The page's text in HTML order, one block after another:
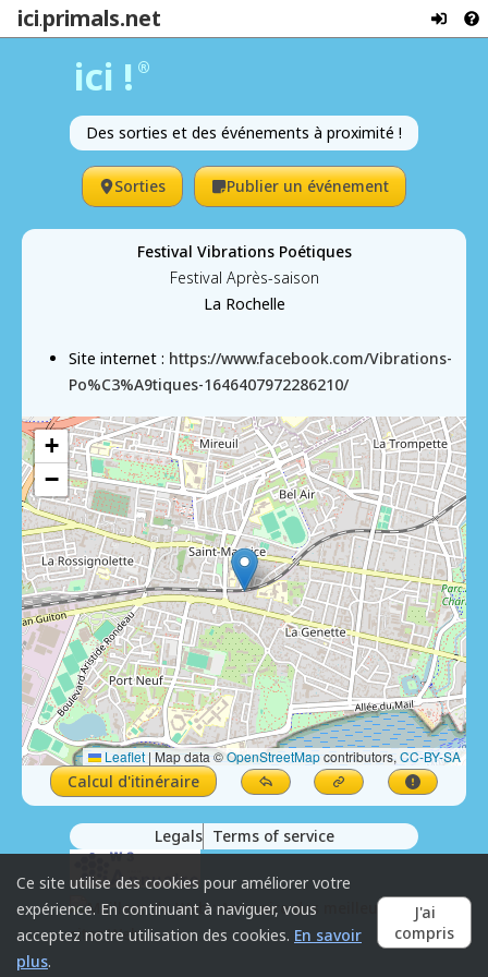
ici.primals.net
ici ! ®
Des sorties et des événements à proximité !
Sorties Publier un événement
Festival Vibrations Poétiques
Festival Après-saison
La Rochelle
Site internet : https://www.facebook.com/Vibrations-
Po%C3%A9tiques-1646407972286210/
+
−
Leaflet | Map data ©OpenStreetMapcontributors, CC-BY-SA
Calcul d'itinéraire
Legals Terms of service
Ce site utilise des cookies pour améliorer votre
expérience. En continuant à naviguer, vous
acceptez notre utilisation des cookies. En savoir
plus.
J'ai
compris